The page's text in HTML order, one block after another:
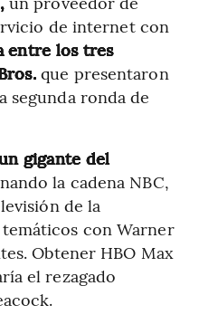
de internet con
entre los tres
que presentaron
segunda ronda de
gigante del
la cadena NBC,
de la
con Warner
Obtener HBO Max
el rezagado